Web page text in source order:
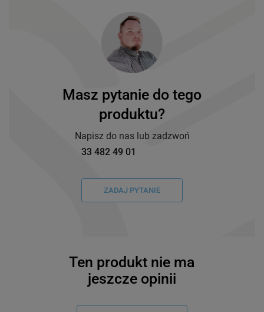
Masz pytanie do tego
produktu?
Napisz do nas lub zadzwoń
33 482 49 01
ZADAJ PYTANIE
Ten produkt nie ma
jeszcze opinii